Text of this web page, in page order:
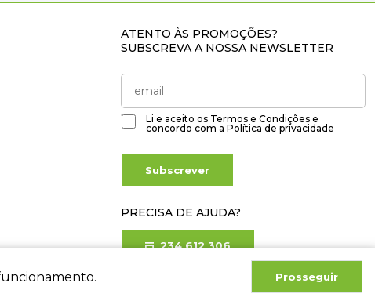
Prosseguir
ATENTO ÀS PROMOÇÕES?
SUBSCREVA A NOSSA NEWSLETTER
Li e aceito os Termos e Condições e
concordo com a Política de privacidade
Subscrever
PRECISA DE AJUDA?
234 612 306